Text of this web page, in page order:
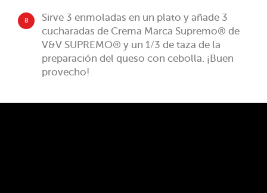
8
Sirve 3 enmoladas en un plato y añade 3
cucharadas de Crema Marca Supremo® de
V&V SUPREMO® y un 1/3 de taza de la
preparación del queso con cebolla. ¡Buen
provecho!